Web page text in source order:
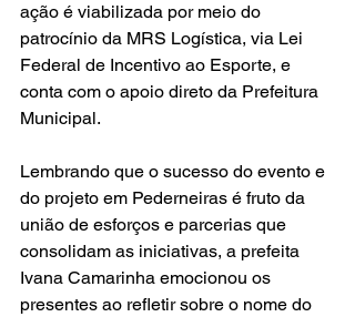
ação é viabilizada por meio do
patrocínio da MRS Logística, via Lei
Federal de Incentivo ao Esporte, e
conta com o apoio direto da Prefeitura
Municipal.
Lembrando que o sucesso do evento e
do projeto em Pederneiras é fruto da
união de esforços e parcerias que
consolidam as iniciativas, a prefeita
Ivana Camarinha emocionou os
presentes ao refletir sobre o nome do